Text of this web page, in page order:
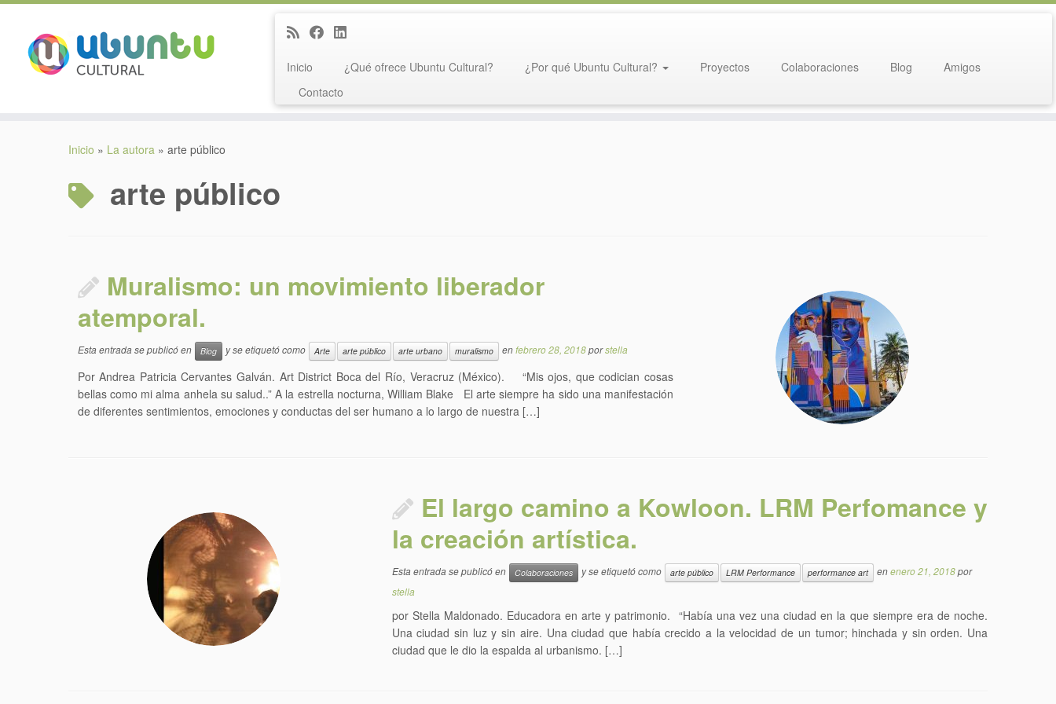
Inicio ¿Qué ofrece Ubuntu Cultural? ¿Por qué Ubuntu Cultural? Proyectos Colaboraciones Blog
Amigos
Contacto
Inicio » La autora » arte público
arte público
Muralismo: un movimiento liberador
atemporal.
Esta entrada se publicó en Blog y se etiquetó como Arte arte público arte urbano muralismo enfebrero 28, 2018porstella
Por Andrea Patricia Cervantes Galván. Art District Boca del Río, Veracruz (México). “Mis ojos, que codician cosas
bellas como mi alma anhela su salud..” A la estrella nocturna, William Blake El arte siempre ha sido una manifestación
de diferentes sentimientos, emociones y conductas del ser humano a lo largo de nuestra […]
El largo camino a Kowloon. LRM Perfomance y
la creación artística.
Esta entrada se publicó en Colaboraciones y se etiquetó como arte público LRM Performance performance art enenero 21, 2018por
stella
por Stella Maldonado. Educadora en arte y patrimonio. “Había una vez una ciudad en la que siempre era de noche.
Una ciudad sin luz y sin aire. Una ciudad que había crecido a la velocidad de un tumor; hinchada y sin orden. Una
ciudad que le dio la espalda al urbanismo. […]